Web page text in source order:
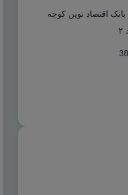
اقتصاد نوین کوچه